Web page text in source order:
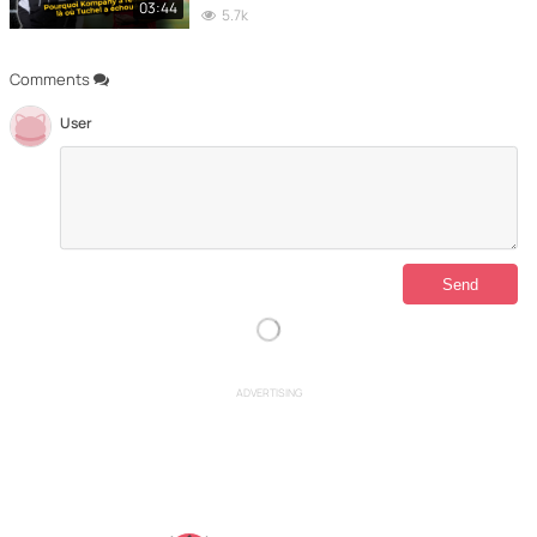
Comments
User
03:44
5.7k
ADVERTISING